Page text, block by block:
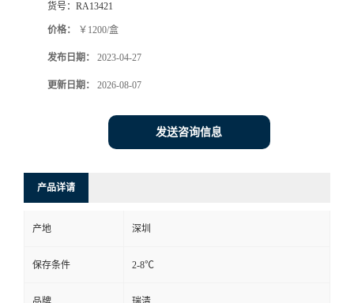
货号： RA13421
价格： ￥1200/盒
发布日期： 2023-04-27
更新日期： 2026-08-07
发送咨询信息
产品详请
产地 深圳
保存条件 2-8℃